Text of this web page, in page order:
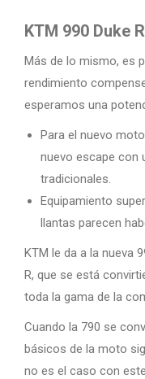
KTM 990 Duke R
Más de lo mismo, es
rendimiento
esperamos una
Para el nuevo
nuevo escape con
tradicionales.
Equipamiento
llantas parecen
KTM le da a la nueva
R, que se está
toda la gama de la
Cuando la 790 se
básicos de la moto
no es el caso con